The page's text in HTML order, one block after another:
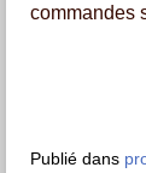
commandes
Publié dans